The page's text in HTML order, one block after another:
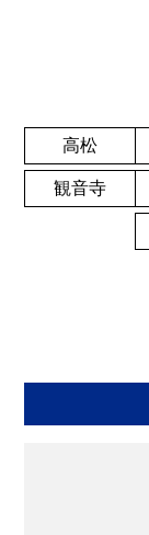
高松
観音寺